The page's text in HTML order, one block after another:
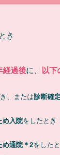
き
経過後に、
以下
、または診断確
め入院をしたとき
め通院＊2をした